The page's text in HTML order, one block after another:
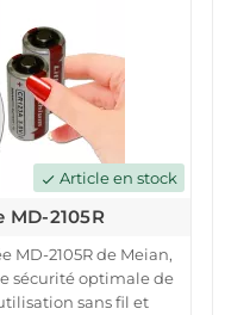
check Article en stock
2105R
MD-2105R de Meian,
sécurité optimale de
sans fil et